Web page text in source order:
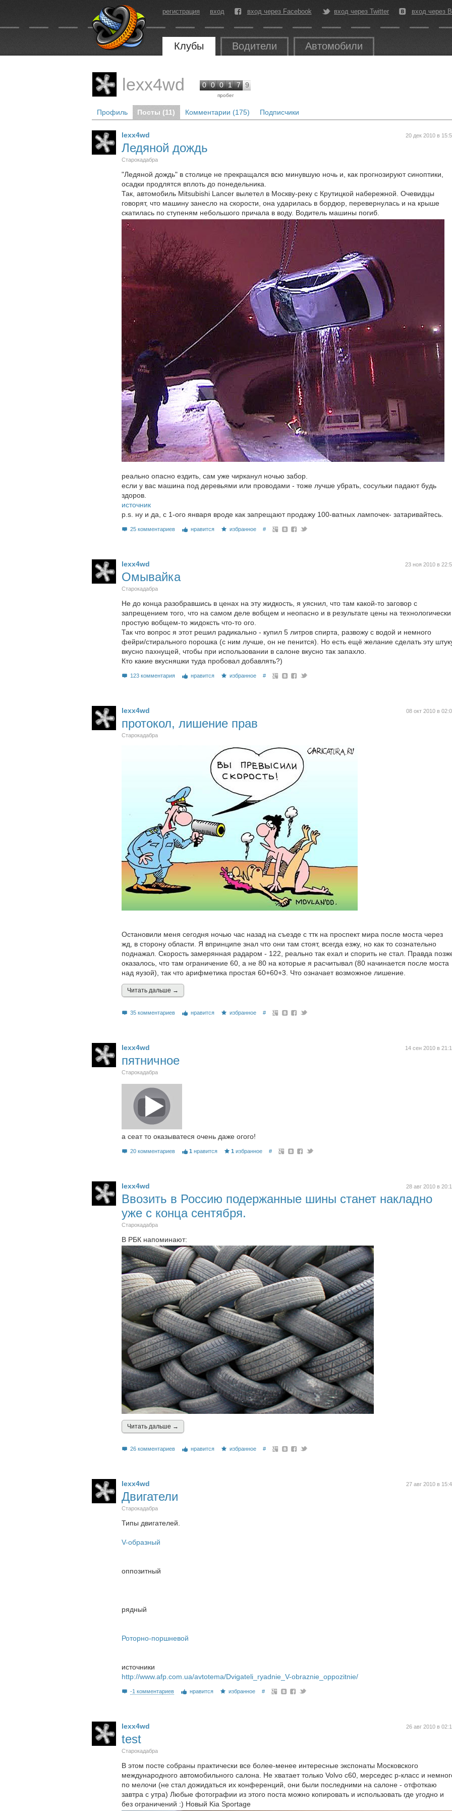
регистрация вход вход через Facebook вход через Twitter вход через
Клубы Водители Автомобили
lexx4wd 0 0 0 1 7 9
пробег
Профиль Посты (11) Комментарии (175) Подписчики
20 дек 2010 в
lexx4wd
Ледяной дождь
Старокадабра
"Ледяной дождь" в столице не прекращался всю минувшую ночь и, как прогнозируют синоптики,
осадки продлятся вплоть до понедельника.
Так, автомобиль Mitsubishi Lancer вылетел в Москву-реку с Крутицкой набережной. Очевидцы
говорят, что машину занесло на скорости, она ударилась в бордюр, перевернулась и на крыше
скатилась по ступеням небольшого причала в воду. Водитель машины погиб.
реально опасно ездить, сам уже чирканул ночью забор.
если у вас машина под деревьями или проводами - тоже лучше убрать, сосульки падают будь
здоров.
источник
p.s. ну и да, с 1-ого января вроде как запрещают продажу 100-ватных лампочек- затаривайтесь.
25 комментариев нравится избранное #
23 ноя 2010 в
lexx4wd
Омывайка
Старокадабра
Не до конца разобравшись в ценах на эту жидкость, я уяснил, что там какой-то заговор с
запрещением того, что на самом деле вобщем и неопасно и в результате цены на технологически
простую вобщем-то жидоксть что-то ого.
Так что вопрос я этот решил радикально - купил 5 литров спирта, развожу с водой и немного
фейри/стирального порошка (с ним лучше, он не пенится). Но есть ещё желание сделать эту
вкусно пахнущей, чтобы при использовании в салоне вкусно так запахло.
Кто какие вкусняшки туда пробовал добавлять?)
123 комментария нравится избранное #
08 окт 2010 в
lexx4wd
протокол, лишение прав
Старокадабра
Остановили меня сегодня ночью час назад на съезде с ттк на проспект мира после моста через
жд, в сторону области. Я впринципе знал что они там стоят, вcегда езжу, но как то сознательно
поднажал. Скорость замерянная радаром - 122, реально так ехал и спорить не стал. Правда
оказалось, что там ограничение 60, а не 80 на которые я расчитывал (80 начинается после моста
над яузой), так что арифметика простая 60+60+3. Что означает возможное лишение.
Читать дальшe →
35 комментариев нравится избранное #
14 сен 2010 в
lexx4wd
пятничное
Старокадабра
а сеат то оказыватеся очень даже огого!
20 комментариев 1 нравится 1 избранное #
28 авг 2010 в
lexx4wd
Ввозить в Россию подержанные шины станет накладно
уже с конца сентября.
Старокадабра
В РБК напоминают:
Читать дальшe →
26 комментариев нравится избранное #
27 авг 2010 в
lexx4wd
Двигатели
Старокадабра
Типы двигателей.
V-образный
оппозитный
рядный
Роторно-поршневой
источники
http://www.afp.com.ua/avtotema/Dvigateli_ryadnie_V-obraznie_oppozitnie/
-1 комментариев нравится избранное #
26 авг 2010 в
lexx4wd
test
Старокадабра
В этом посте собраны практически все более-менее интересные экспонаты Московского
международного автомобильного салона. Не хватает только Volvo c60, мерседес р-класс и
по мелочи (не стал дожидаться их конференций, они были последними на салоне - отфоткаю
завтра с утра) Любые фотографии из этого поста можно копировать и использовать где угодно и
без ограничений :) Новый Kia Sportage